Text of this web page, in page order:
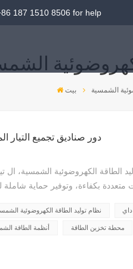
187 1510 8506 for help
بيت الشمسية
دور صناديق تجميع التيار
الطاقة الكهروضوئية الشمسية،
متعددة بكفاءة، وتوفير حماية شاملة
نظام توليد الطاقة الكهروضوئية
أنظمة الطاقة محطة تخزين الطاقة